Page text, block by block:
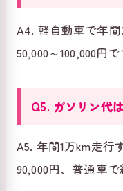
A4. 軽自動車で年間
50,000～100,000円で
Q5. ガソリン代
A5. 年間1万km走行
90,000円、普通車で